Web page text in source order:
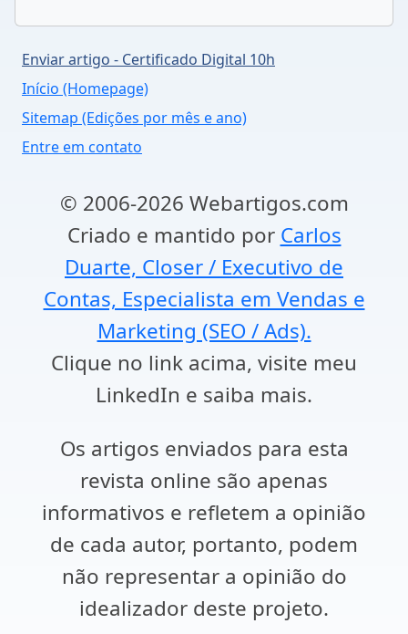
Enviar artigo - Certificado Digital 10h
Início (Homepage)
Sitemap (Edições por mês e ano)
Entre em contato
© 2006-2026 Webartigos.com
Criado e mantido por Carlos
Duarte, Closer / Executivo de
Contas, Especialista em Vendas e
Marketing (SEO / Ads).
Clique no link acima, visite meu
LinkedIn e saiba mais.
Os artigos enviados para esta
revista online são apenas
informativos e refletem a opinião
de cada autor, portanto, podem
não representar a opinião do
idealizador deste projeto.